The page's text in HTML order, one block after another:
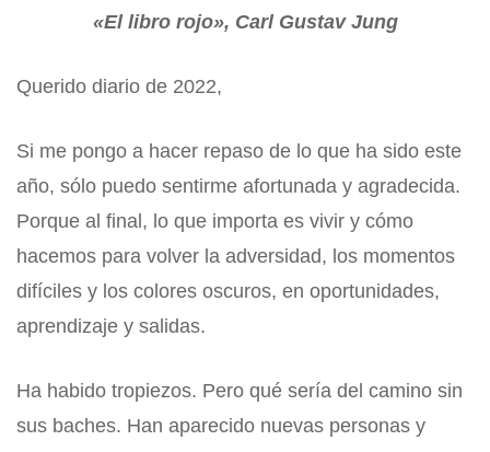
«El libro rojo», Carl Gustav Jung
Querido diario de 2022,
Si me pongo a hacer repaso de lo que ha sido este
año, sólo puedo sentirme afortunada y agradecida.
Porque al final, lo que importa es vivir y cómo
hacemos para volver la adversidad, los momentos
difíciles y los colores oscuros, en oportunidades,
aprendizaje y salidas.
Ha habido tropiezos. Pero qué sería del camino sin
sus baches. Han aparecido nuevas personas y